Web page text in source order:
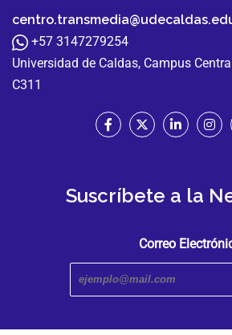
+57 3147279254
Universidad de Caldas, Campus
C311
Suscríbete a la
Correo